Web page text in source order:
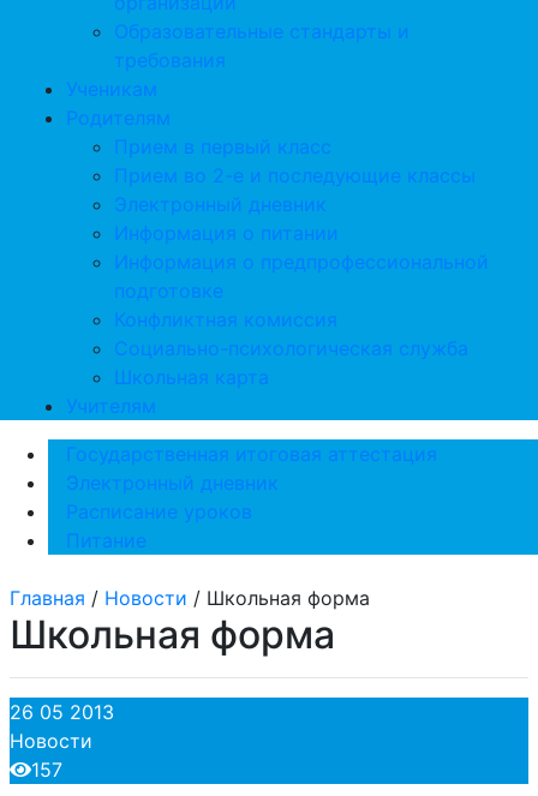
Образовательные стандарты и
требования
Ученикам
Родителям
Прием в первый класс
Прием во 2-е и последующие классы
Электронный дневник
Информация о питании
Информация о предпрофессиональной
подготовке
Конфликтная комиссия
Социально-психологическая служба
Школьная карта
Учителям
Государственная итоговая аттестация
Электронный дневник
Расписание уроков
Питание
Главная / Новости / Школьная форма
Школьная форма
26 05 2013
Новости
157